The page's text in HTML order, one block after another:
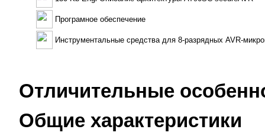
Програмное обеспечение
Инструментальные средства для 8-разрядных AVR-
Отличительные
Общие характеристики